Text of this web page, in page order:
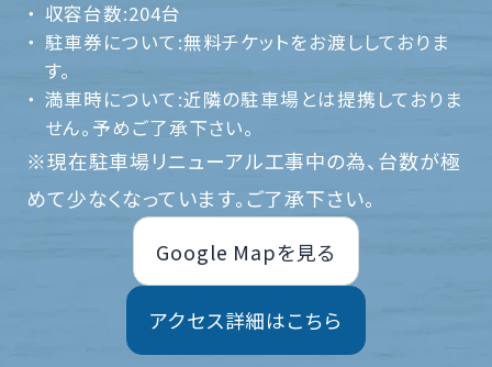
収容台数:204台
駐車券について:無料チケットをお渡ししておりま
す。
満車時について:近隣の駐車場とは提携しておりま
せん。予めご了承下さい。
※現在駐車場リニューアル工事中の為、台数が極
めて少なくなっています。ご了承下さい。
Google Mapを見る
アクセス詳細はこちら